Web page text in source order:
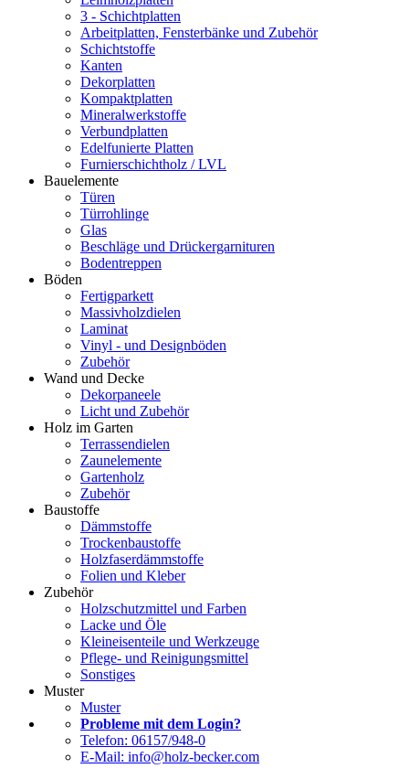
3 - Schichtplatten
Arbeitplatten, Fensterbänke und Zubehör
Schichtstoffe
Kanten
Dekorplatten
Kompaktplatten
Mineralwerkstoffe
Verbundplatten
Edelfunierte Platten
Furnierschichtholz / LVL
Bauelemente
Türen
Türrohlinge
Glas
Beschläge und Drückergarnituren
Bodentreppen
Böden
Fertigparkett
Massivholzdielen
Laminat
Vinyl - und Designböden
Zubehör
Wand und Decke
Dekorpaneele
Licht und Zubehör
Holz im Garten
Terrassendielen
Zaunelemente
Gartenholz
Zubehör
Baustoffe
Dämmstoffe
Trockenbaustoffe
Holzfaserdämmstoffe
Folien und Kleber
Zubehör
Holzschutzmittel und Farben
Lacke und Öle
Kleineisenteile und Werkzeuge
Pflege- und Reinigungsmittel
Sonstiges
Muster
Muster
Probleme mit dem Login?
Telefon: 06157/948-0
E-Mail: info@holz-becker.com